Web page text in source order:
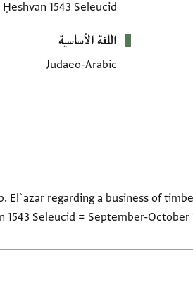
Ḥeshvan 1543 Seleucid
اللغة الأساسية
Judaeo-Arabic
Elʿazar regarding a business of
1543 Seleucid = September-